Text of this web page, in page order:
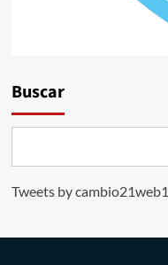
Buscar
Tweets by cambio21web1